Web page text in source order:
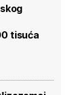
tisuća